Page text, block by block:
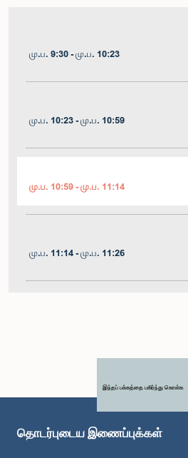
மு.ப. 9:30 - மு.ப. 10:23
மு.ப. 10:23 - மு.ப. 10:59
மு.ப. 10:59 - மு.ப. 11:14
மு.ப. 11:14 - மு.ப. 11:26
மு.ப. 11:38 - மு.ப. 11:48இந்தப் பக்கத்தை பகிர்ந்து கொள்க
தொடர்புடைய இணைப்புக்கள்